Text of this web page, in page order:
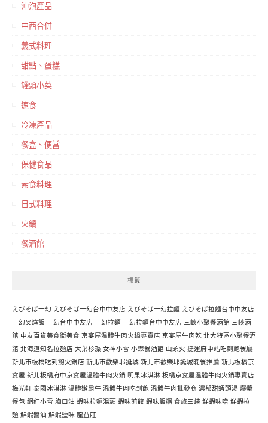
沖泡產品
中西合併
義式料理
甜點、蛋糕
罐頭小菜
速食
冷凍產品
餐盒、便當
保健食品
素食料理
日式料理
火鍋
餐酒館
標籤
えびそば一幻 えびそば一幻台中中友店 えびそば一幻拉麵 えびそば拉麵台中中友店
一幻叉燒飯 一幻台中中友店 一幻拉麵 一幻拉麵台中中友店 三峽小聚餐酒館 三峽酒
館 中友百貨美食街美食 京宴屋溫體牛肉火鍋專賣店 京宴屋牛肉乾 北大特區小聚餐酒
館 北海道知名拉麵店 大葉杉藻 女神小雪 小聚餐酒館 山頭火 捷運府中站吃到飽餐廳
新北市板橋吃到飽火鍋店 新北市歡樂耶誕城 新北市歡樂耶誕城晚餐推薦 新北板橋京
宴屋 新北板橋府中京宴屋溫體牛肉火鍋 明果冰淇淋 板橋京宴屋溫體牛肉火鍋專賣店
梅光軒 泰國冰淇淋 溫體嫩肩牛 溫體牛肉吃到飽 溫體牛肉批發商 濃郁甜蝦頭湯 爆漿
餐包 網紅小雪 胸口油 蝦味拉麵湯頭 蝦味煎餃 蝦味飯糰 食旅三峽 鮮蝦味噌 鮮蝦拉
麵 鮮蝦醬油 鮮蝦鹽味 龍益莊